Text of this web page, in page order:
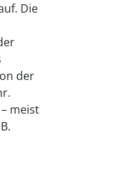
Die
der
meist